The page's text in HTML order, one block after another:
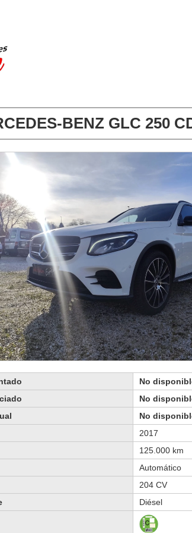
BENZ GLC 250
No
No
No
2017
125.000 km
Automático
204 CV
Diésel